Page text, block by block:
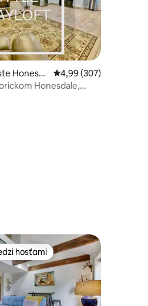
počet hodnotení: 238
Honesda
Priemerné
4,99 (307)
Honesdale,
medzi hosťami
hosťami